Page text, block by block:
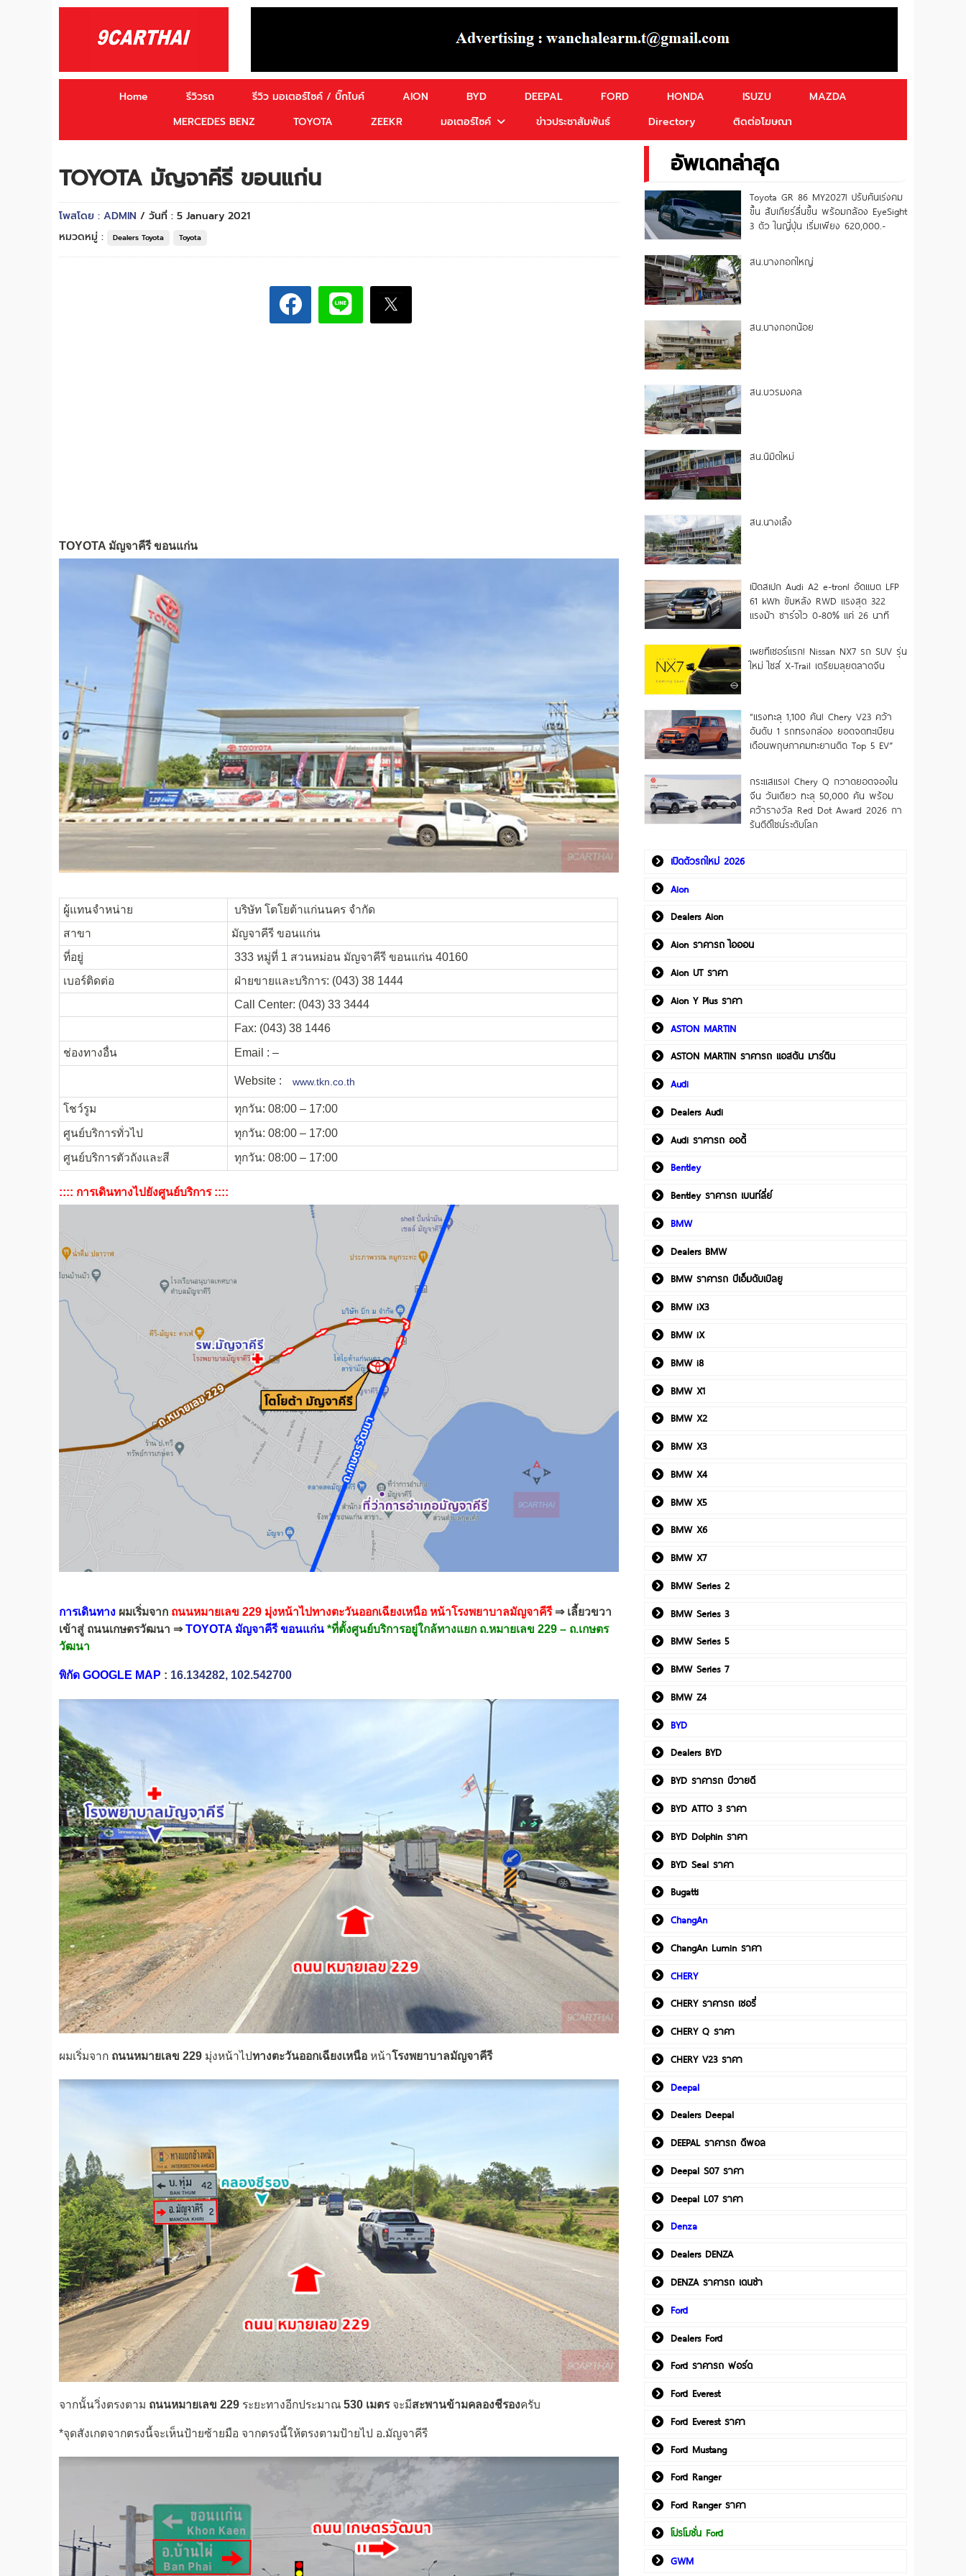
Home รีวิวรถ รีวิว มอเตอร์ไซค์ / บิ๊กไบค์ AION BYD DEEPAL FORD HONDA ISUZU
MAZDA
MERCEDES BENZ
TOYOTA ZEEKR มอเตอร์ไซค์ ข่าวประชาสัมพันธ์ Directory ติดต่อโฆษณา
TOYOTA มัญจาคีรี ขอนแก่น
โพสโดย : ADMIN / วันที่ : 5 January 2021
หมวดหมู่ :
Dealers Toyota Toyota
TOYOTA มัญจาคีรี ขอนแก่น
ผู้แทนจำหน่าย
บริษัท โตโยต้าแก่นนคร จำกัด
สาขา
มัญจาคีรี ขอนแก่น
ที่อยู่
333 หมู่ที่ 1 สวนหม่อน มัญจาคีรี ขอนแก่น 40160
เบอร์ติดต่อ
ฝ่ายขายและบริการ: (043) 38 1444
Call Center: (043) 33 3444
Fax: (043) 38 1446
ช่องทางอื่น
Email : –
Website : www.tkn.co.th
โชว์รูม
ทุกวัน: 08:00 – 17:00
ศูนย์บริการทั่วไป
ทุกวัน: 08:00 – 17:00
ศูนย์บริการตัวถังและสี
ทุกวัน: 08:00 – 17:00
:::: การเดินทางไปยังศูนย์บริการ ::::
การเดินทาง ผมเริ่มจาก ถนนหมายเลข 229 มุ่งหน้าไปทางตะวันออกเฉียงเหนือ หน้าโรงพยาบาลมัญจาคีรี ⇒ เลี้ยวขวา
เข้าสู่ ถนนเกษตรวัฒนา ⇒TOYOTA มัญจาคีรี ขอนแก่น *ที่ตั้งศูนย์บริการอยู่ใกล้ทางแยก ถ.หมายเลข 229 – ถ.เกษตร
วัฒนา
พิกัด GOOGLE MAP : 16.134282, 102.542700
ผมเริ่มจาก ถนนหมายเลข 229 มุ่งหน้าไปทางตะวันออกเฉียงเหนือ หน้าโรงพยาบาลมัญจาคีรี
จากนั้นวิ่งตรงตาม ถนนหมายเลข 229 ระยะทางอีกประมาณ 530 เมตรจะมีสะพานข้ามคลองชีรองครับ
*จุดสังเกตจากตรงนี้จะเห็นป้ายซ้ายมือ จากตรงนี้ให้ตรงตามป้ายไป อ.มัญจาคีรี
อัพเดทล่าสุด
Toyota GR 86 MY2027! ปรับคันเร่งคม
ขึ้น สับเกียร์ลื่นขึ้น พร้อมกล้อง EyeSight
3 ตัว ในญี่ปุ่น เริ่มเพียง 620,000.-
สน.บางกอกใหญ่
สน.บางกอกน้อย
สน.บวรมงคล
สน.นิมิตใหม่
สน.นางเลิ้ง
เปิดสเปก Audi A2 e-tron! อัดแบต LFP
61 kWh ขับหลัง RWD แรงสุด 322
แรงม้า ชาร์จไว 0-80% แค่ 26 นาที
เผยทีเซอร์แรก! Nissan NX7 รถ SUV รุ่น
ใหม่ ไซส์ X-Trail เตรียมลุยตลาดจีน
“แรงทะลุ 1,100 คัน! Chery V23 คว้า
อันดับ 1 รถทรงกล่อง ยอดจดทะเบียน
เดือนพฤษภาคมทะยานติด Top 5 EV”
กระแสแรง! Chery Q กวาดยอดจองใน
จีน วันเดียว ทะลุ 50,000 คัน พร้อม
คว้ารางวัล Red Dot Award 2026 กา
รันตีดีไซน์ระดับโลก
เปิดตัวรถใหม่ 2026
Aion
Dealers Aion
Aion ราคารถ ไอออน
Aion UT ราคา
Aion Y Plus ราคา
ASTON MARTIN
ASTON MARTIN ราคารถ แอสตัน มาร์ติน
Audi
Dealers Audi
Audi ราคารถ ออดี้
Bentley
Bentley ราคารถ เบนท์ลี่ย์
BMW
Dealers BMW
BMW ราคารถ บีเอ็มดับเบิลยู
BMW iX3
BMW iX
BMW i8
BMW X1
BMW X2
BMW X3
BMW X4
BMW X5
BMW X6
BMW X7
BMW Series 2
BMW Series 3
BMW Series 5
BMW Series 7
BMW Z4
BYD
Dealers BYD
BYD ราคารถ บีวายดี
BYD ATTO 3 ราคา
BYD Dolphin ราคา
BYD Seal ราคา
Bugatti
ChangAn
ChangAn Lumin ราคา
CHERY
CHERY ราคารถ เชอรี่
CHERY Q ราคา
CHERY V23 ราคา
Deepal
Dealers Deepal
DEEPAL ราคารถ ดีพอล
Deepal S07 ราคา
Deepal L07 ราคา
Denza
Dealers DENZA
DENZA ราคารถ เดนซ่า
Ford
Dealers Ford
Ford ราคารถ ฟอร์ด
Ford Everest
Ford Everest ราคา
Ford Mustang
Ford Ranger
Ford Ranger ราคา
โปรโมชั่น Ford
GWM